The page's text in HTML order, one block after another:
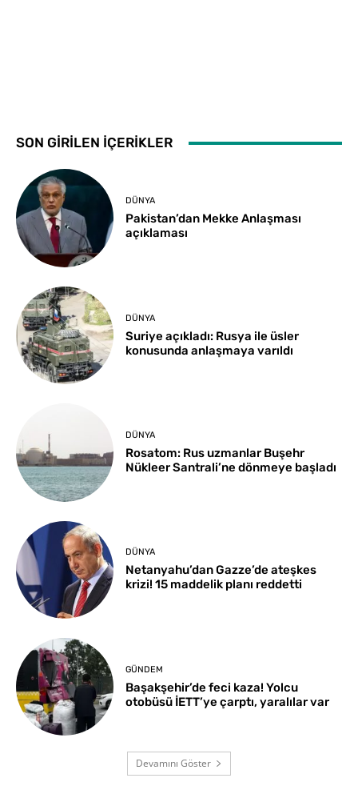
SON GİRİLEN İÇERİKLER
DÜNYA
Pakistan’dan Mekke Anlaşması
açıklaması
DÜNYA
Suriye açıkladı: Rusya ile üsler
konusunda anlaşmaya varıldı
DÜNYA
Rosatom: Rus uzmanlar Buşehr
Nükleer Santrali’ne dönmeye başladı
DÜNYA
Netanyahu’dan Gazze’de ateşkes
krizi! 15 maddelik planı reddetti
GÜNDEM
Başakşehir’de feci kaza! Yolcu
otobüsü İETT’ye çarptı, yaralılar var
Devamını Göster